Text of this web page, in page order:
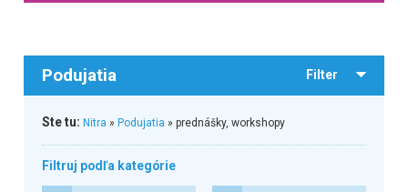
Podujatia Filter
Ste tu: Nitra » Podujatia » prednášky, workshopy
Filtruj podľa kategórie